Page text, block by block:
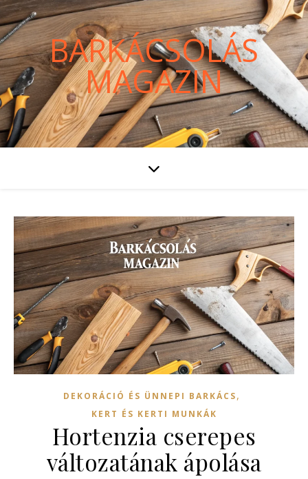
BARKÁCSOLÁS
MAGAZIN
DEKORÁCIÓ ÉS ÜNNEPI BARKÁCS,
KERT ÉS KERTI MUNKÁK
Hortenzia cserepes
változatának ápolása